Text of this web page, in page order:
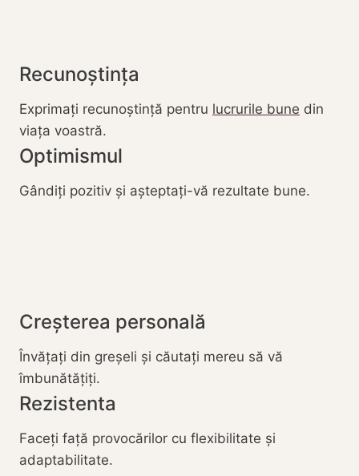
Recunoștința
Exprimați recunoștință pentru lucrurile bune din
viața voastră.
Optimismul
Gândiți pozitiv și așteptați-vă rezultate bune.
Creșterea personală
Învățați din greșeli și căutați mereu să vă
îmbunătățiți.
Rezistenta
Faceți față provocărilor cu flexibilitate și
adaptabilitate.